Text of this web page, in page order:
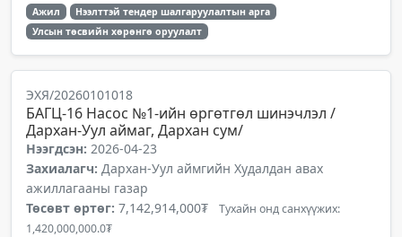
Ажил
Нээлттэй тендер шалгаруулалтын арга
Улсын төсвийн хөрөнгө оруулалт
ЭХЯ/20260101018
БАГЦ-16 Насос №1-ийн өргөтгөл шинэчлэл /
Дархан-Уул аймаг, Дархан сум/
Нээгдсэн: 2026-04-23
Захиалагч: Дархан-Уул аймгийн Худалдан авах
ажиллагааны газар
Төсөвт өртөг: 7,142,914,000₮ Тухайн онд санхүүжих:
1,420,000,000.0₮